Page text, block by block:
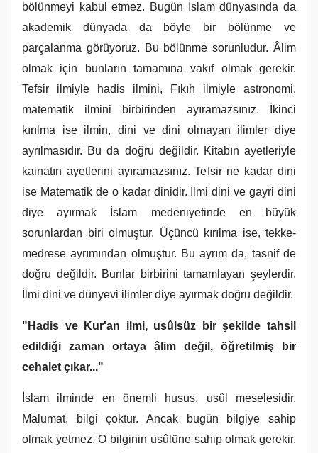
bölünmeyi kabul etmez. Bugün İslam dünyasında da
akademik dünyada da böyle bir bölünme ve
parçalanma görüyoruz. Bu bölünme sorunludur. Âlim
olmak için bunların tamamına vakıf olmak gerekir.
Tefsir ilmiyle hadis ilmini, Fıkıh ilmiyle astronomi,
matematik ilmini birbirinden ayıramazsınız. İkinci
kırılma ise ilmin, dini ve dini olmayan ilimler diye
ayrılmasıdır. Bu da doğru değildir. Kitabın ayetleriyle
kainatın ayetlerini ayıramazsınız. Tefsir ne kadar dini
ise Matematik de o kadar dinidir. İlmi dini ve gayri dini
diye ayırmak İslam medeniyetinde en büyük
sorunlardan biri olmuştur. Üçüncü kırılma ise, tekke-
medrese ayrımından olmuştur. Bu ayrım da, tasnif de
doğru değildir. Bunlar birbirini tamamlayan şeylerdir.
İlmi dini ve dünyevi ilimler diye ayırmak doğru değildir.
"Hadis ve Kur'an ilmi, usûlsüz bir şekilde tahsil
edildiği zaman ortaya âlim değil, öğretilmiş bir
cehalet çıkar..."
İslam ilminde en önemli husus, usûl meselesidir.
Malumat, bilgi çoktur. Ancak bugün bilgiye sahip
olmak yetmez. O bilginin usûlüne sahip olmak gerekir.